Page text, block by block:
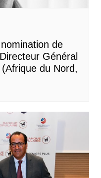
de
Général
du Nord,